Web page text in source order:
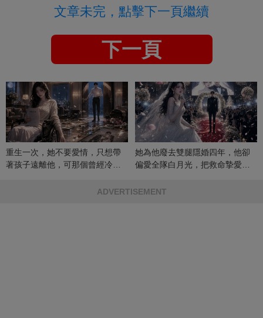
文章未完，點擊下一頁繼續
下一頁
重生一次，她不要愛情，只想帶
著孩子遠離他，可那個曾經冷漠
她為他廢去雙腿隱婚四年，他卻
偏愛全隊白月光，把救命摯愛當
ADVERTISEMENT